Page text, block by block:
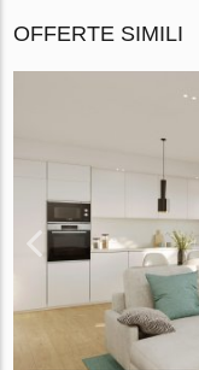
OFFERTE SIMILI